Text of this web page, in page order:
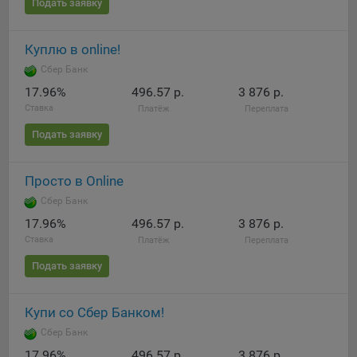
Яндекса рекламная сеть (Yandex Mobile Ads, ADFOX) -
Europe AG, Werftestrasse 4, CH-6005 Luzern, Switzerland.
Google Ads - сервис показа контекстной рекламы,
предоставляемый компанией Google Ireland Ltd, Gordon
House Barrow Street Dublin 4, D04E5W5 Ireland.
Сохранить по умолчанию
Подать заявку
Куплю в online!
Сбер Банк
17.96%
Ставка
496.57 р.
Платёж
3 876 р.
Переплата
Подать заявку
Просто в Online
Сбер Банк
17.96%
Ставка
496.57 р.
Платёж
3 876 р.
Переплата
Подать заявку
Купи со Сбер Банком!
Сбер Банк